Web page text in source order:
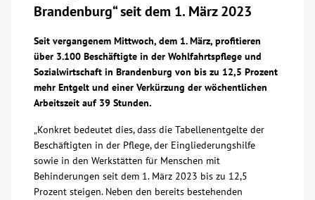
Bildung
Über uns
Veranstaltungen
Spenden
Mitmachen
Brandenburg“ seit dem 1. März 2023
Seit vergangenem Mittwoch, dem 1. März, profitieren
über 3.100 Beschäftigte in der Wohlfahrtspflege und
Sozialwirtschaft in Brandenburg von bis zu 12,5 Prozent
mehr Entgelt und einer Verkürzung der wöchentlichen
Arbeitszeit auf 39 Stunden.
„Konkret bedeutet dies, dass die Tabellenentgelte der
Beschäftigten in der Pflege, der Eingliederungshilfe
sowie in den Werkstätten für Menschen mit
Behinderungen seit dem 1. März 2023 bis zu 12,5
Prozent steigen. Neben den bereits bestehenden